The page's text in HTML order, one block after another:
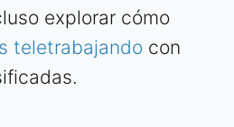
explorar cómo
teletrabajando con